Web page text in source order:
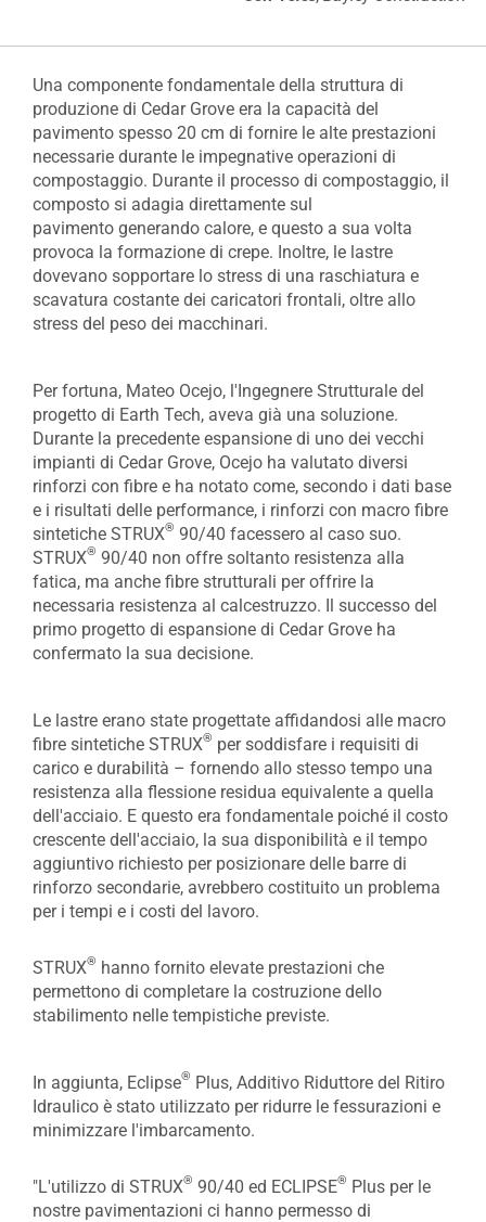
Una componente fondamentale della struttura di
produzione di Cedar Grove era la capacità del
pavimento spesso 20 cm di fornire le alte prestazioni
necessarie durante le impegnative operazioni di
compostaggio. Durante il processo di compostaggio, il
composto si adagia direttamente sul
pavimento generando calore, e questo a sua volta
provoca la formazione di crepe. Inoltre, le lastre
dovevano sopportare lo stress di una raschiatura e
scavatura costante dei caricatori frontali, oltre allo
stress del peso dei macchinari.
Per fortuna, Mateo Ocejo, l'Ingegnere Strutturale del
progetto di Earth Tech, aveva già una soluzione.
Durante la precedente espansione di uno dei vecchi
impianti di Cedar Grove, Ocejo ha valutato diversi
rinforzi con fibre e ha notato come, secondo i dati base
e i risultati delle performance, i rinforzi con macro fibre
sintetiche STRUX® 90/40 facessero al caso suo.
STRUX® 90/40 non offre soltanto resistenza alla
fatica, ma anche fibre strutturali per offrire la
necessaria resistenza al calcestruzzo. Il successo del
primo progetto di espansione di Cedar Grove ha
confermato la sua decisione.
Le lastre erano state progettate affidandosi alle macro
fibre sintetiche STRUX® per soddisfare i requisiti di
carico e durabilità – fornendo allo stesso tempo una
resistenza alla flessione residua equivalente a quella
dell'acciaio. E questo era fondamentale poiché il costo
crescente dell'acciaio, la sua disponibilità e il tempo
aggiuntivo richiesto per posizionare delle barre di
rinforzo secondarie, avrebbero costituito un problema
per i tempi e i costi del lavoro.
STRUX® hanno fornito elevate prestazioni che
permettono di completare la costruzione dello
stabilimento nelle tempistiche previste.
In aggiunta, Eclipse® Plus, Additivo Riduttore del Ritiro
Idraulico è stato utilizzato per ridurre le fessurazioni e
minimizzare l'imbarcamento.
"L'utilizzo di STRUX® 90/40 ed ECLIPSE® Plus per le
nostre pavimentazioni ci hanno permesso di